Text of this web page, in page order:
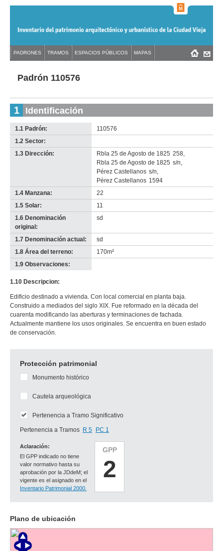
navigation
Back
topPadrón 110576
1 Identificación
1.1 Padrón:
110576
1.2 Sector:
no
info-
1.3 Dirección: Rbla 25 de Agosto de 1825 258,
Rbla 25 de Agosto de 1825 s/n,
Pérez Castellanos s/n,
Pérez Castellanos 1594
1.4 Manzana:
22
1.5 Solar:
11
1.6 Denominación
original:
sd
1.7 Denominación actual:
sd
1.8 Área del terreno:
170m²
1.9 Observaciones:
1.10 Descripcion:
Edificio destinado a vivienda. Con local comercial en planta baja.
Construido a mediados del siglo XIX. Fue reformado en la década del
cuarenta modificando las aberturas y terminaciones de fachada.
Actualmente mantiene los usos originales. Se encuentra en buen estado
de conservación.
Protección patrimonial
GPP
2
Aclaración:
El GPP indicado no tiene
valor normativo hasta su
aprobación por la JDdeM; el
vigente es el asignado en el
Inventario Patrimonial 2000.
Monumento histórico
Cautela arqueológica
Pertenencia a Tramo Significativo
Pertenencia a Tramos R 5 PC 1
Plano de ubicación
Back
to Menú
PADRONES TRAMOS ESPACIOS PÚBLICOS MAPAS